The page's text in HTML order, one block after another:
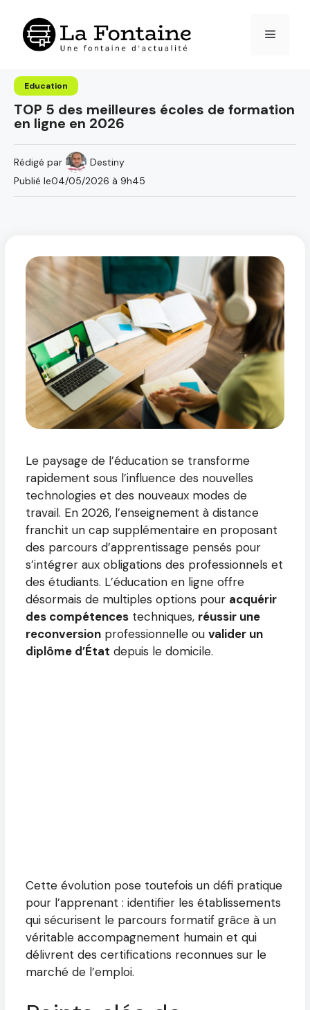
contenu
Menu
Education
TOP 5 des meilleures écoles de formation
en ligne en 2026
Rédigé par
Destiny
Publié le04/05/2026 à 9h45
Le paysage de l’éducation se transforme
rapidement sous l’influence des nouvelles
technologies et des nouveaux modes de
travail. En 2026, l’enseignement à distance
franchit un cap supplémentaire en proposant
des parcours d’apprentissage pensés pour
s’intégrer aux obligations des professionnels et
des étudiants. L’éducation en ligne offre
désormais de multiples options pour acquérir
des compétences techniques, réussir une
reconversion professionnelle ou valider un
diplôme d’État depuis le domicile.
Cette évolution pose toutefois un défi pratique
pour l’apprenant : identifier les établissements
qui sécurisent le parcours formatif grâce à un
véritable accompagnement humain et qui
délivrent des certifications reconnues sur le
marché de l’emploi.